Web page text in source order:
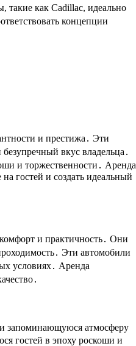
такие как Cadillac, идеально
концепции
и престижа․ Эти
вкус владельца․
и торжественности․ Аренда
гостей и создать идеальный
и практичность․ Они
Эти автомобили
условиях․ Аренда
и запоминающуюся атмосферу
гостей в эпоху роскоши и